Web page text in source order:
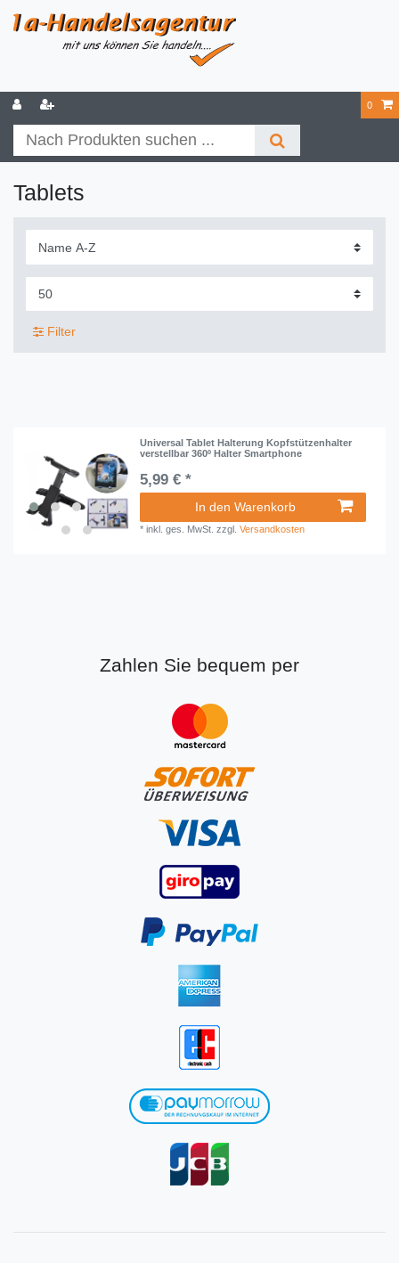
0
Tablets
Filter
Universal Tablet Halterung Kopfstützenhalter
verstellbar 360º Halter Smartphone
5,99 € *
In den Warenkorb
*inkl. ges. MwSt. zzgl.Versandkosten
Zahlen Sie bequem per